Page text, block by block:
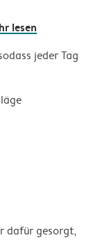
lesen
jeder Tag
dafür gesorgt,